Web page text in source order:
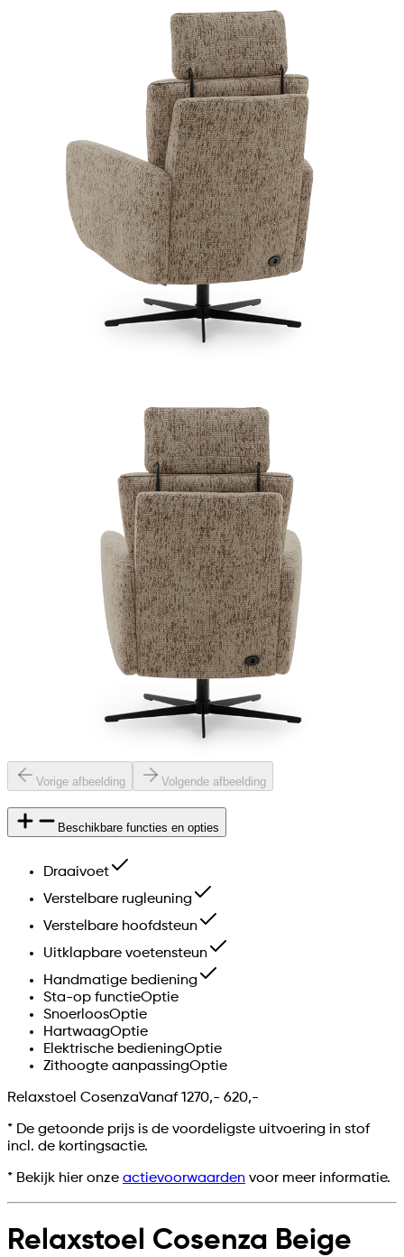
Vorige afbeelding Volgende afbeelding
Beschikbare functies en opties
Draaivoet
Verstelbare rugleuning
Verstelbare hoofdsteun
Uitklapbare voetensteun
Handmatige bediening
Sta-op functieOptie
SnoerloosOptie
HartwaagOptie
Elektrische bedieningOptie
Zithoogte aanpassingOptie
Relaxstoel CosenzaVanaf 1270,- 620,-
* De getoonde prijs is de voordeligste uitvoering in stof
incl. de kortingsactie.
* Bekijk hier onze actievoorwaarden voor meer informatie.
Relaxstoel Cosenza Beige